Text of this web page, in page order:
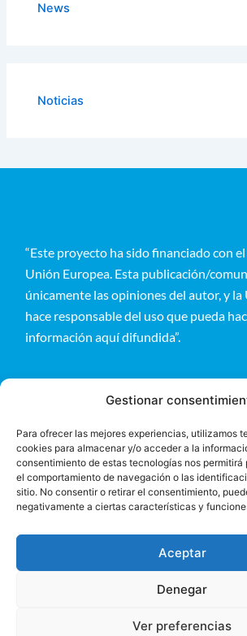
Gestionar
Para ofrecer las mejores experiencias, utilizamos
cookies para almacenar y/o acceder a la
consentimiento de estas tecnologías nos permitirá
el comportamiento de navegación o las
sitio. No consentir o retirar el consentimiento,
negativamente a ciertas características y
Aceptar
Denegar
Ver preferencias
News
Noticias
“Este proyecto ha sido financiado con
Unión Europea. Esta publicación/
únicamente las opiniones del autor, y la
hace responsable del uso que pueda
información aquí difundida”.
Entérate
©2024 BeGlobal